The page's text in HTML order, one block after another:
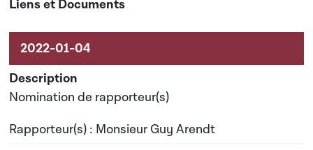
Nomination de rapporteur(s)
Rapporteur(s) : Monsieur Guy Arendt